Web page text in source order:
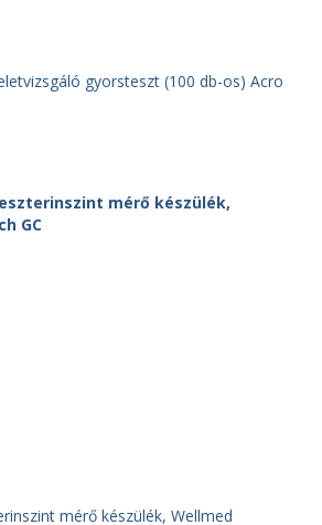
gyorsteszt (100 db-os) Acro
mérő készülék, Wellmed